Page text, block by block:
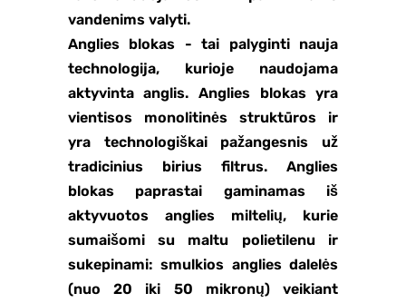
vandenims valyti.
Anglies blokas - tai palyginti nauja
technologija, kurioje naudojama
aktyvinta anglis. Anglies blokas yra
vientisos monolitinės struktūros ir
yra technologiškai pažangesnis už
tradicinius birius filtrus. Anglies
blokas paprastai gaminamas iš
aktyvuotos anglies miltelių, kurie
sumaišomi su maltu polietilenu ir
sukepinami: smulkios anglies dalelės
(nuo 20 iki 50 mikronų) veikiant